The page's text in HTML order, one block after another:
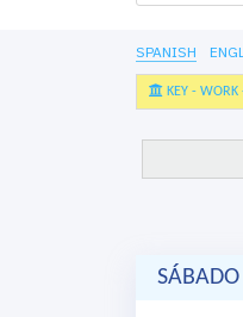
SPANISH
KEY - WORK